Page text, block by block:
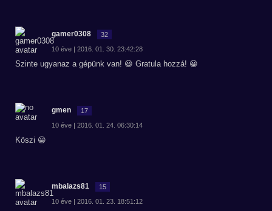
gamer0308 32
10 éve | 2016. 01. 30. 23:42:28
Szinte ugyanaz a gépünk van! 😃 Gratula hozzá! 😀
gmen 17
10 éve | 2016. 01. 24. 06:30:14
Köszi 😀
mbalazs81 15
10 éve | 2016. 01. 23. 18:51:12